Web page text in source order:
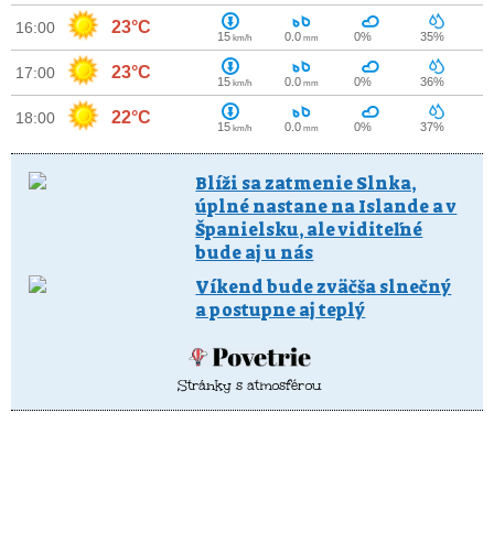
16:00 23°C 15 km/h 0.0 mm 0% 35%
17:00 23°C 15 km/h 0.0 mm 0% 36%
18:00 22°C 15 km/h 0.0 mm 0% 37%
Blíži sa zatmenie Slnka,
úplné nastane na Islande a v
Španielsku, ale viditeľné
bude aj u nás
Víkend bude zväčša slnečný
a postupne aj teplý
Stránky s atmosférou